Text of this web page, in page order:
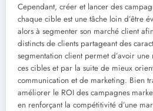
Cependant, créer et lancer des
chaque cible est une tâche loin d’être
alors à segmenter son marché client
distincts de clients partageant des
segmentation client permet d’avoir
ces cibles et par la suite de mieux
communication et de marketing. Bien
améliorer le ROI des campagnes
en renforçant la compétitivité d’une